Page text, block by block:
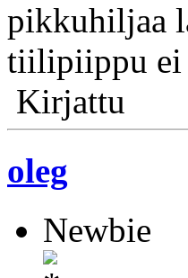
pikkuhiljaa
tiilipiippu ei
Kirjattu
oleg
Newbie